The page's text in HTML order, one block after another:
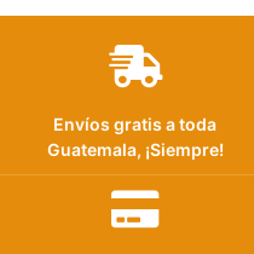
Envíos gratis a toda
Guatemala, ¡Siempre!